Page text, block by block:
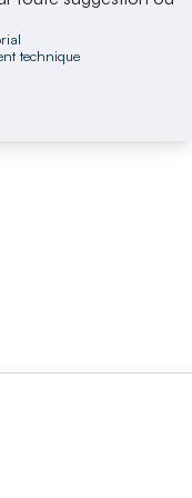
technique